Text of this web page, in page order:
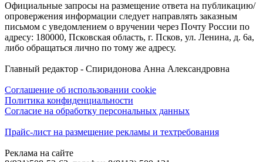
Официальные запросы на размещение ответа на публикацию/
опровержения информации следует направлять заказным
письмом с уведомлением о вручении через Почту России по
адресу: 180000, Псковская область, г. Псков, ул. Ленина, д. 6а,
либо обращаться лично по тому же адресу.
Главный редактор - Спиридонова Анна Александровна
Соглашение об использовании cookie
Политика конфиденциальности
Согласие на обработку персональных данных
Прайс-лист на размещение рекламы и техтребования
Реклама на сайте